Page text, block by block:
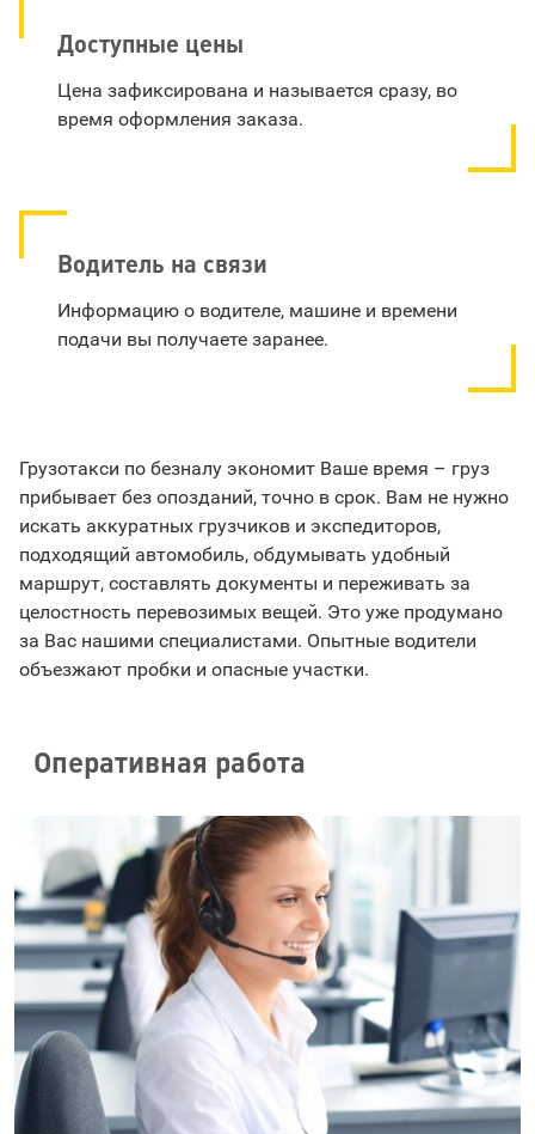
Доступные цены
Цена зафиксирована и называется сразу, во
время оформления заказа.
Водитель на связи
Информацию о водителе, машине и времени
подачи вы получаете заранее.
Грузотакси по безналу экономит Ваше время – груз
прибывает без опозданий, точно в срок. Вам не нужно
искать аккуратных грузчиков и экспедиторов,
подходящий автомобиль, обдумывать удобный
маршрут, составлять документы и переживать за
целостность перевозимых вещей. Это уже продумано
за Вас нашими специалистами. Опытные водители
объезжают пробки и опасные участки.
Оперативная работа